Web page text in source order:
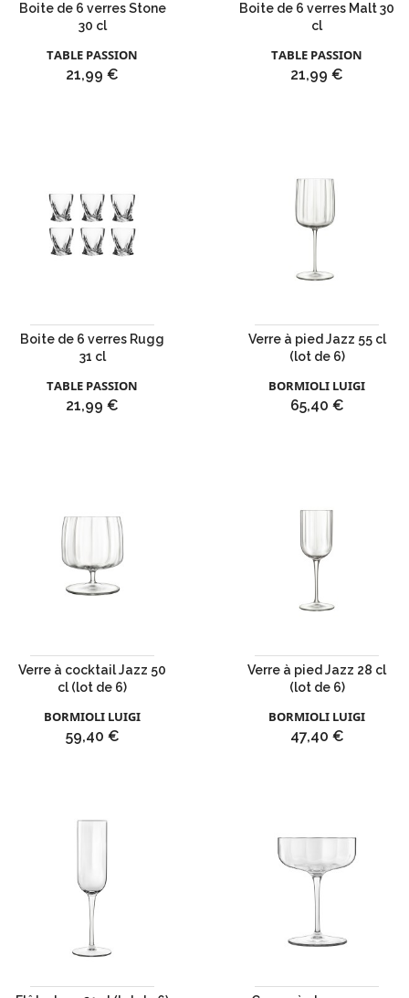
Boite de 6 verres Stone
30 cl
TABLE PASSION
Prix
21,99 €
Boite de 6 verres Malt 30
cl
TABLE PASSION
Prix
21,99 €
Boite de 6 verres Rugg
31 cl
TABLE PASSION
Prix
21,99 €
Verre à pied Jazz 55 cl
(lot de 6)
BORMIOLI LUIGI
Prix
65,40 €
Verre à cocktail Jazz 50
cl (lot de 6)
BORMIOLI LUIGI
Prix
59,40 €
Verre à pied Jazz 28 cl
(lot de 6)
BORMIOLI LUIGI
Prix
47,40 €